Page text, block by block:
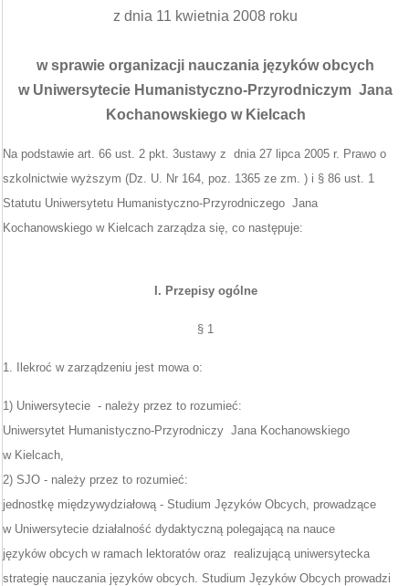
z dnia 11 kwietnia 2008 roku
w sprawie organizacji nauczania języków obcych
w Uniwersytecie Humanistyczno-Przyrodniczym Jana
Kochanowskiego w Kielcach
Na podstawie art. 66 ust. 2 pkt. 3ustawy z dnia 27 lipca 2005 r. Prawo o
szkolnictwie wyższym (Dz. U. Nr 164, poz. 1365 ze zm. ) i § 86 ust. 1
Statutu Uniwersytetu Humanistyczno-Przyrodniczego Jana
Kochanowskiego w Kielcach zarządza się, co następuje:
I. Przepisy ogólne
§ 1
1. Ilekroć w zarządzeniu jest mowa o:
1) Uniwersytecie - należy przez to rozumieć:
Uniwersytet Humanistyczno-Przyrodniczy Jana Kochanowskiego
w Kielcach,
2) SJO - należy przez to rozumieć:
jednostkę międzywydziałową - Studium Języków Obcych, prowadzące
w Uniwersytecie działalność dydaktyczną polegającą na nauce
języków obcych w ramach lektoratów oraz realizującą uniwersytecka
strategię nauczania języków obcych. Studium Języków Obcych prowadzi